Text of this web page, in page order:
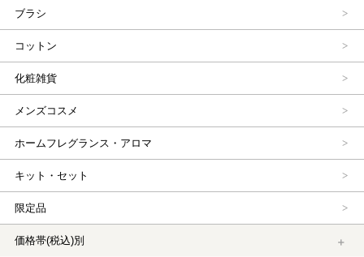
ブラシ
コットン
化粧雑貨
メンズコスメ
ホームフレグランス・アロマ
キット・セット
限定品
価格帯(税込)別